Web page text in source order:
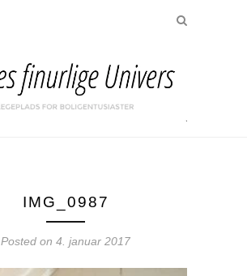
IMG_0987
Posted on 4. januar 2017